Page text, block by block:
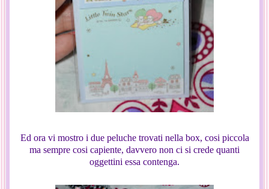
Ed ora vi mostro i due peluche trovati nella box, cosi piccola
ma sempre cosi capiente, davvero non ci si crede quanti
oggettini essa contenga.